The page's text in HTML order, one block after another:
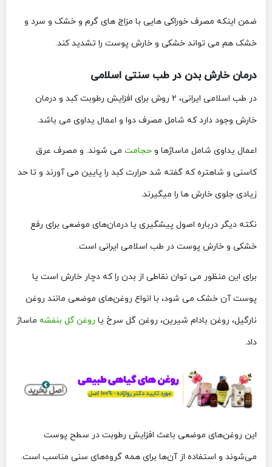
ضمن اینکه مصرف خوراکی هایی با مزاج های گرم و خشک و سرد و
خشک هم می تواند خشکی و خارش پوست را تشدید کند.
درمان خارش بدن در طب سنتی اسلامی
در طب اسلامی ایرانی، ۲ روش برای افزایش رطوبت کبد و درمان
خارش وجود دارد که شامل مصرف دوا و اعمال یداوی می باشد.
اعمال یداوی شامل ماساژها و حجامت می شوند. و مصرف عرق
کاسنی و شاهتره که گفته شد حرارت کبد را پایین می آورند و تا حد
زیادی جلوی خارش ها را میگیرند.
نکته دیگر درباره اصول پیشگیری یا درمان‌‌های موضعی برای رفع
خشکی و خارش پوست در طب اسلامی ایرانی است.
برای این منظور می توان نقاطی از بدن را که دچار خارش است یا
پوست آن خشک می شود، با انواع روغن‌های موضعی مانند روغن
نارگیل، روغن بادام شیرین، روغن گل سرخ یا روغن گل بنفشه ماساژ
داد.
این روغن‌های موضعی باعث افزایش رطوبت در سطح پوست
می‌شوند و استفاده از آن‌ها برای همه گروه‌های سنی مناسب است.